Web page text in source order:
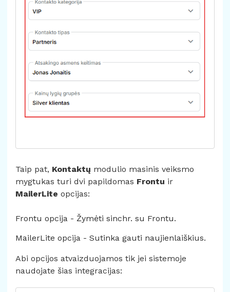
Taip pat, Kontaktų modulio masinis veiksmo
mygtukas turi dvi papildomas Frontu ir
MailerLite opcijas:
Frontu opcija - Žymėti sinchr. su Frontu.
MailerLite opcija - Sutinka gauti naujienlaiškius.
Abi opcijos atvaizduojamos tik jei sistemoje
naudojate šias integracijas: